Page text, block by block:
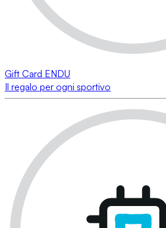
Gift Card ENDU
Il regalo per ogni sportivo